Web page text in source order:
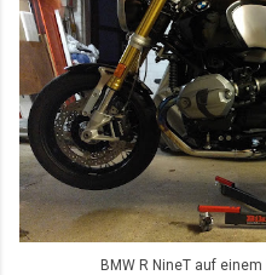
BMW R NineT auf